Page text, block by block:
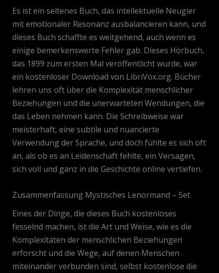
Es ist ein seltenes Buch, das intellektuelle Neugier
mit emotionaler Resonanz ausbalancieren kann, und
dieses Buch schaffte es weitgehend, auch wenn es
einige bemerkenswerte Fehler gab. Dieses Hörbuch,
das 1899 zum ersten Mal veröffentlicht wurde, war
ein kostenloser Download von LibriVox.org. Bücher
lehren uns oft über die Komplexität menschlicher
Beziehungen und die unerwarteten Wendungen, die
das Leben nehmen kann. Die Schreibweise war
meisterhaft, eine subtile und nuancierte
Verwendung der Sprache, und doch fühlte es sich oft
an, als ob es an Leidenschaft fehlte, ein Versagen,
sich voll und ganz in die Geschichte online vertiefen.
Zusammenfassung Mystisches Lenormand – Set
Eines der Dinge, die dieses Buch kostenloses
fesselnd machen, ist die Art und Weise, wie es die
Komplexitäten der menschlichen Beziehungen
erforscht und die Wege, auf denen Menschen
miteinander verbunden sind, selbst kostenlose die